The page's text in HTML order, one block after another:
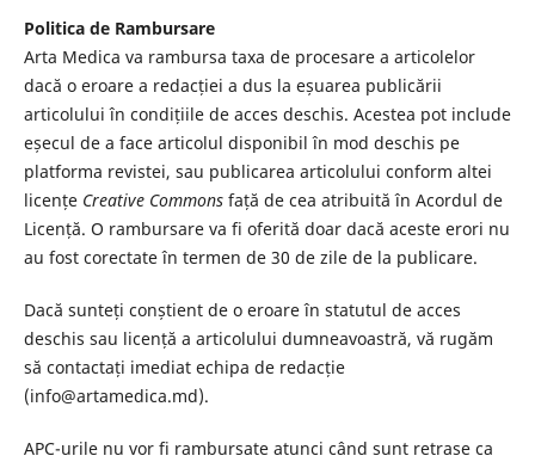
Politica de Rambursare
Arta Medica va rambursa taxa de procesare a articolelor
dacă o eroare a redacției a dus la eșuarea publicării
articolului în condițiile de acces deschis. Acestea pot include
eșecul de a face articolul disponibil în mod deschis pe
platforma revistei, sau publicarea articolului conform altei
licențe Creative Commons față de cea atribuită în Acordul de
Licență. O rambursare va fi oferită doar dacă aceste erori nu
au fost corectate în termen de 30 de zile de la publicare.
Dacă sunteți conștient de o eroare în statutul de acces
deschis sau licență a articolului dumneavoastră, vă rugăm
să contactați imediat echipa de redacție
(info@artamedica.md).
APC-urile nu vor fi rambursate atunci când sunt retrase ca